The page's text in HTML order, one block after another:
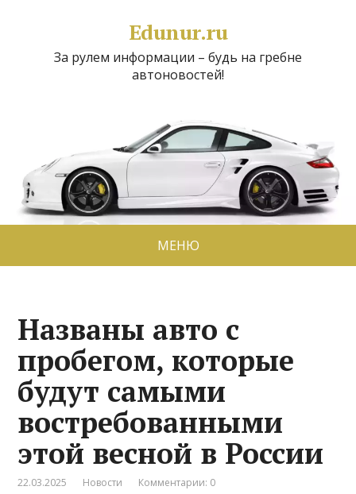
Edunur.ru
За рулем информации – будь на гребне
автоновостей!
МЕНЮ
Названы авто с
пробегом, которые
будут самыми
востребованными
этой весной в России
22.03.2025 Новости Комментарии: 0